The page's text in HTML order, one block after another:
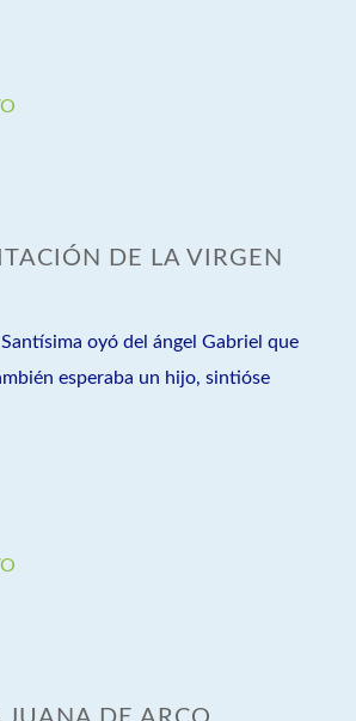
DE LA VIRGEN
oyó del ángel Gabriel que
esperaba un hijo, sintióse